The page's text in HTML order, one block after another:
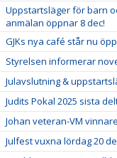
Uppstartsläger för barn
anmälan öppnar 8 dec!
GJKs nya café står nu
Styrelsen informerar
Julavslutning &
Judits Pokal 2025 sista
Johan veteran-VM
Julfest vuxna lördag 20